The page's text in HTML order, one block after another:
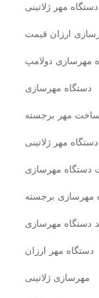
دستگاه مهر ژلاتینی
ارزان قیمت
مهرسازی دولامپ
دستگاه مهرسازی
ساخت مهر برجسته
دستگاه مهر ژلاتینی
دستگاه مهرسازی
مهرسازی برجسته
دستگاه مهرسازی
دستگاه مهر ارزان
مهرسازی ژلاتینی